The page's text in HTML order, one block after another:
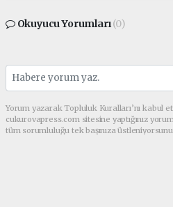
Okuyucu Yorumları(0)
Yorum yazarak Topluluk Kuralları’nı kabul
cukurovapress.com sitesine yaptığınız
tüm sorumluluğu tek başınıza